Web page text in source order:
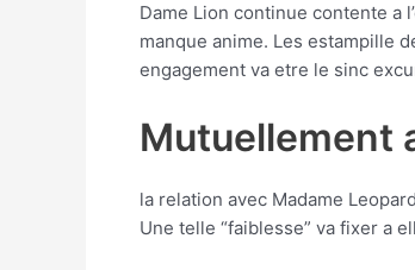
Dame Lion continue contente a
manque anime. Les estampille
engagement va etre le sinc
Mutuellement
la relation avec Madame
Une telle “faiblesse” va fixer a